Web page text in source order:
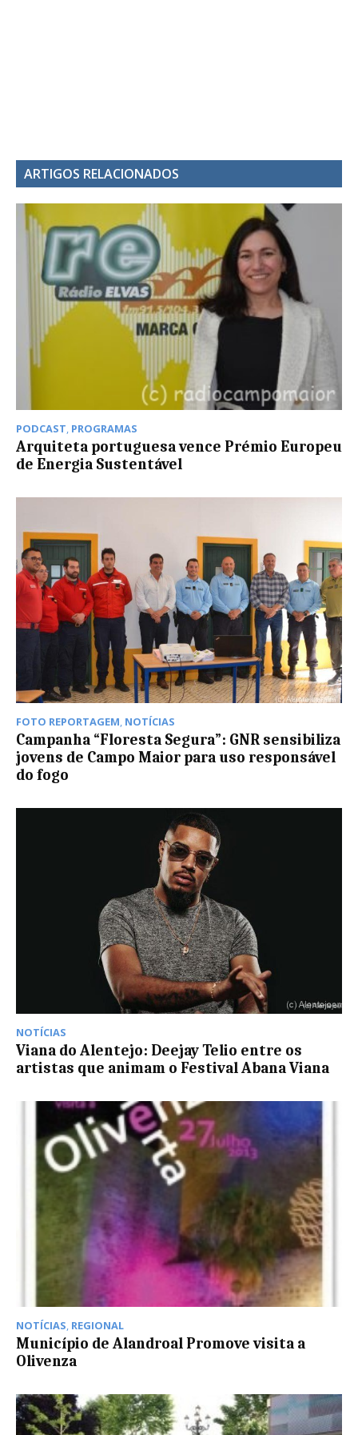
ARTIGOS RELACIONADOS
PODCAST PROGRAMAS
Arquiteta portuguesa vence Prémio Europeu
de Energia Sustentável
FOTO REPORTAGEM NOTÍCIAS
Campanha “Floresta Segura”: GNR sensibiliza
jovens de Campo Maior para uso responsável
do fogo
NOTÍCIAS
Viana do Alentejo: Deejay Telio entre os
artistas que animam o Festival Abana Viana
NOTÍCIAS, REGIONAL
Município de Alandroal Promove visita a
Olivenza